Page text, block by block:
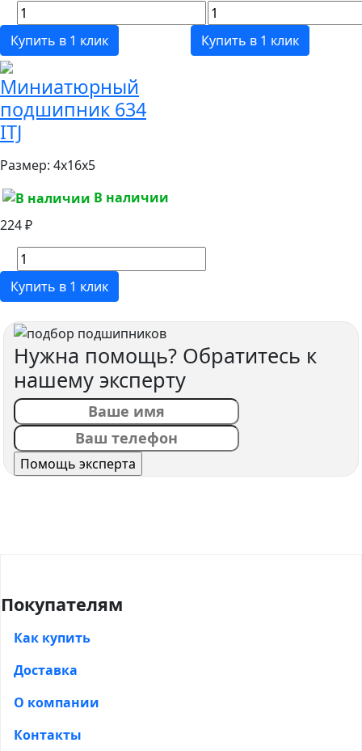
Купить в 1 клик Купить в 1 клик
Миниатюрный
подшипник 634
ITJ
Размер: 4x16x5
В наличии
224 ₽
Купить в 1 клик
Нужна помощь? Обратитесь к
нашему эксперту
Покупателям
Как купить
Доставка
О компании
Контакты